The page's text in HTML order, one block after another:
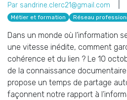
Par sandrine.clerc21@gmail.com
Métier et formation Réseau
Dans un monde où l’information
une vitesse inédite, comment
cohérence et du lien ? Le 10
de la connaissance
propose un temps de partage
façonnent notre rapport à